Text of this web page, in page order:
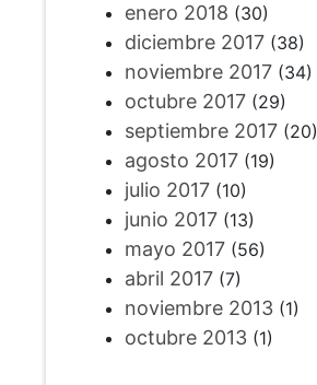
enero 2018 (30)
diciembre 2017(38)
noviembre 2017(34)
octubre 2017(29)
septiembre 2017(20)
agosto 2017(19)
julio 2017(10)
junio 2017(13)
mayo 2017(56)
abril 2017(7)
noviembre 2013(1)
octubre 2013(1)